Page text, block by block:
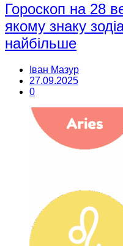
Гороскоп на 28
якому знаку
найбільше
Іван Мазур
27.09.2025
0